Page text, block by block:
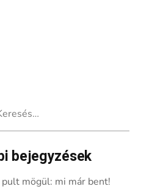
bejegyzések
mögül: mi már bent!